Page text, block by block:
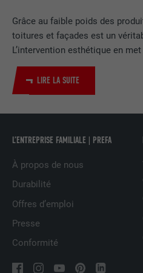
Grâce au faible poids des
toitures et façades est un
L’intervention esthétique en
LIRE LA SUITE
L’ENTREPRISE FAMILIALE | PREFA
À propos de nous
Durabilité
Offres d’emploi
Presse
Conformité
UTILITÉ
Utilisé par
LinkedIn
services
NOM
FOURNISSEUR LinkedIn
EXPIRATION 2 ans
UTILITÉ
Utilisé par
LinkedIn
services
FOURNISSEUR LinkedIn